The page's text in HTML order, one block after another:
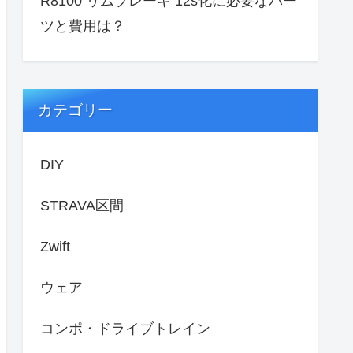
ツと費用は？
カテゴリー
DIY
STRAVA区間
Zwift
ウェア
コンポ・ドライブトレイン